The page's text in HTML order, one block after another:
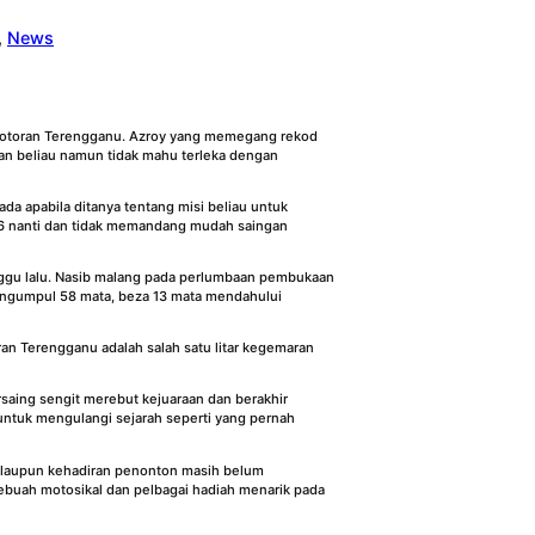
, News
Terengganu. Azroy yang memegang rekod
beliau namun tidak mahu terleka dengan
apabila ditanya tentang misi beliau untuk
dan tidak memandang mudah saingan
lalu. Nasib malang pada perlumbaan pembukaan
58 mata, beza 13 mata mendahului
Terengganu adalah salah satu litar kegemaran
sengit merebut kejuaraan dan berakhir
mengulangi sejarah seperti yang pernah
kehadiran penonton masih belum
motosikal dan pelbagai hadiah menarik pada